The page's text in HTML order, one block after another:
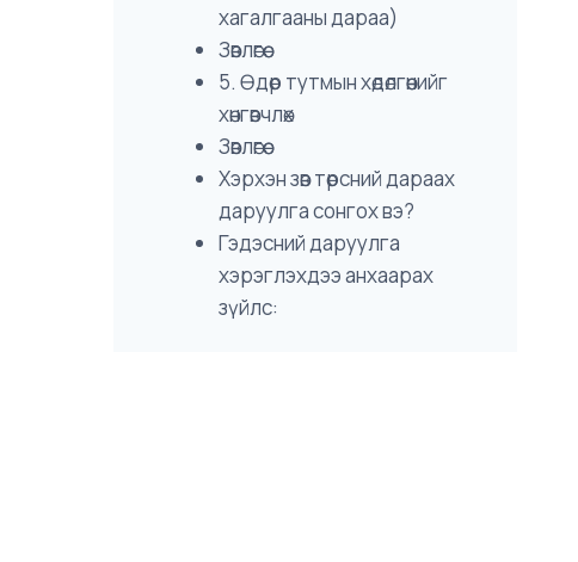
хагалгааны дараа)
Зөвлөгөө:
5. Өдөр тутмын хөдөлгөөнийг
хөнгөвчлөх
Зөвлөгөө:
Хэрхэн зөв төрсний дараах
даруулга сонгох вэ?
Гэдэсний даруулга
хэрэглэхдээ анхаарах
зүйлс: